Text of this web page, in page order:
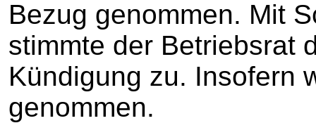
Bezug genommen. Mit
stimmte der Betriebsrat
Kündigung zu. Insofern
genommen.